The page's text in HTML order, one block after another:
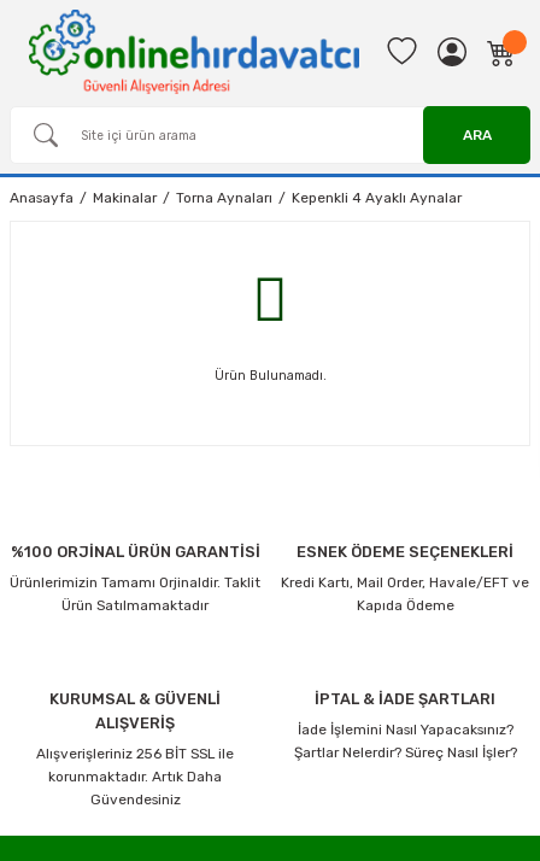
ARA
Anasayfa Makinalar Torna Aynaları Kepenkli 4 Ayaklı Aynalar
Ürün Bulunamadı.
%100 ORJİNAL ÜRÜN GARANTİSİ
Ürünlerimizin Tamamı Orjinaldir. Taklit
Ürün Satılmamaktadır
ESNEK ÖDEME SEÇENEKLERİ
Kredi Kartı, Mail Order, Havale/EFT ve
Kapıda Ödeme
KURUMSAL & GÜVENLİ
ALIŞVERİŞ
Alışverişleriniz 256 BİT SSL ile
korunmaktadır. Artık Daha
Güvendesiniz
İPTAL & İADE ŞARTLARI
İade İşlemini Nasıl Yapacaksınız?
Şartlar Nelerdir? Süreç Nasıl İşler?